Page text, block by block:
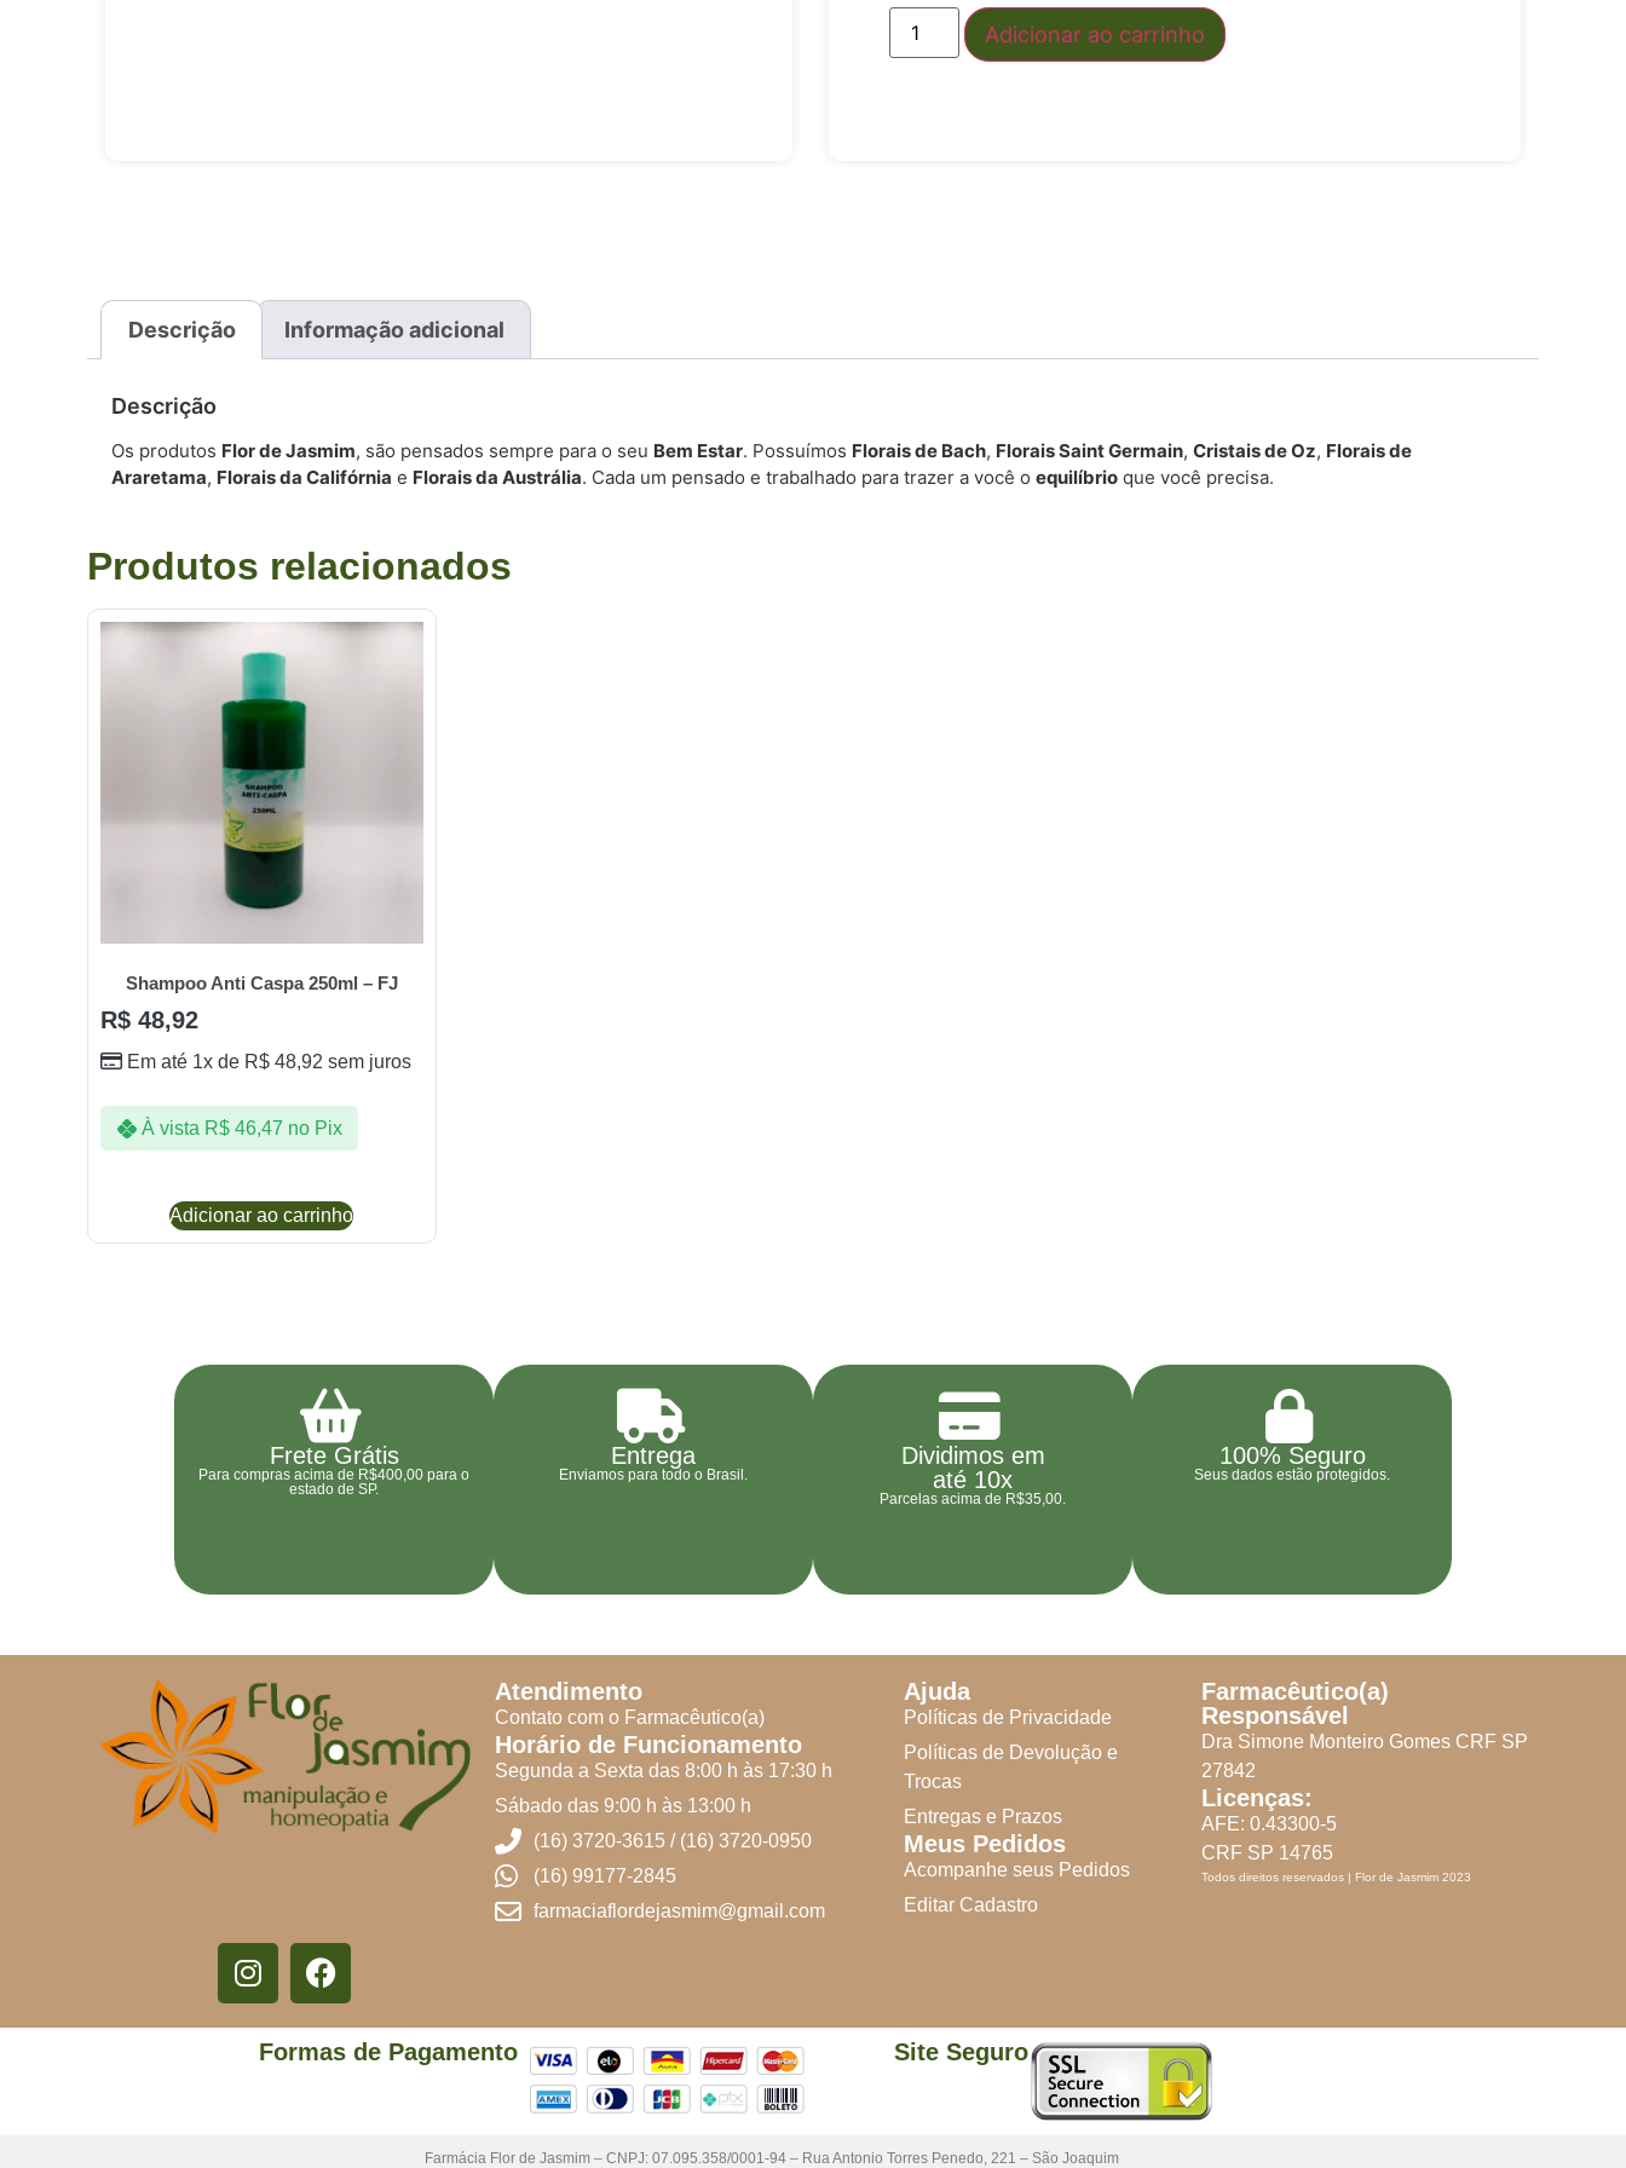
Adicionar ao carrinho
Descrição Informação adicional
Descrição
Os produtos Flor de Jasmim, são pensados sempre para o seu Bem Estar. Possuímos Florais de Bach, Florais Saint Germain, Cristais de Oz, Florais de
Araretama, Florais da Califórnia e Florais da Austrália. Cada um pensado e trabalhado para trazer a você o equilíbrio que você precisa.
Produtos relacionados
Shampoo Anti Caspa 250ml – FJ
R$ 48,92
Em até 1x de R$ 48,92 sem juros
À vista R$46,47 no Pix
Adicionar ao carrinho
Frete Grátis
Para compras acima de R$400,00 para o
estado de SP.
Entrega
Enviamos para todo o Brasil.
Dividimos em
até 10x
Parcelas acima de R$35,00.
100% Seguro
Seus dados estão protegidos.
Atendimento
Contato com o Farmacêutico(a)
Horário de Funcionamento
Segunda a Sexta das 8:00 h às 17:30 h
Sábado das 9:00 h às 13:00 h
(16) 3720-3615 / (16) 3720-0950
(16) 99177-2845
farmaciaflordejasmim@gmail.com
Ajuda
Políticas de Privacidade
Políticas de Devolução e
Trocas
Entregas e Prazos
Meus Pedidos
Acompanhe seus Pedidos
Editar Cadastro
Farmacêutico(a)
Responsável
Dra Simone Monteiro Gomes CRF SP
27842
Licenças:
AFE: 0.43300-5
CRF SP 14765
Todos direitos reservados | Flor de Jasmim 2023
Formas de Pagamento Site Seguro
Farmácia Flor de Jasmim – CNPJ: 07.095.358/0001-94 – Rua Antonio Torres Penedo, 221 – São Joaquim